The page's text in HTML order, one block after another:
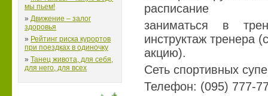
мы пьем!
» Движение – залог
здоровья
» Рейтинг риска курортов
при поездках в одиночку
» Танец живота, для себя,
для него, для всех
расписание
заниматься в
инструктаж тренера
акцию).
Сеть спортивных
Телефон: (095) 777-